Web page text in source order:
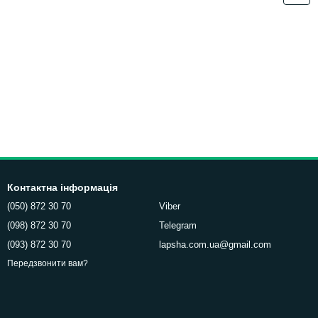
Контактна інформація
(050) 872 30 70
(098) 872 30 70
(093) 872 30 70
Передзвонити вам?
Viber
Telegram
lapsha.com.ua@gmail.com